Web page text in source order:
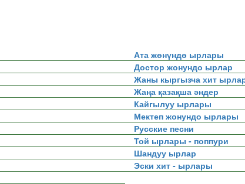
Ата жөнүндө ырлары
Достор жонундо ырлар
Жаны кыргызча хит
Жаңа қазақша әндер
Кайгылуу ырлары
Мектеп жонундо ырлары
Русские песни
Той ырлары - поппури
Шандуу ырлар
Эски хит - ырлары